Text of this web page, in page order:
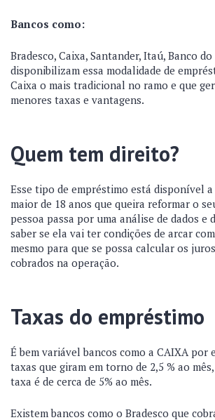
Bancos como:
Bradesco, Caixa, Santander, Itaú, Banco
disponibilizam essa modalidade de
Caixa o mais tradicional no ramo e que
menores taxas e vantagens.
Quem tem direito?
Esse tipo de empréstimo está disponível
maior de 18 anos que queira reformar o
pessoa passa por uma análise de dados e
saber se ela vai ter condições de arcar
mesmo para que se possa calcular os
cobrados na operação.
Taxas do empréstimo
É bem variável bancos como a CAIXA por
taxas que giram em torno de 2,5 % ao
taxa é de cerca de 5% ao mês.
Existem bancos como o Bradesco que